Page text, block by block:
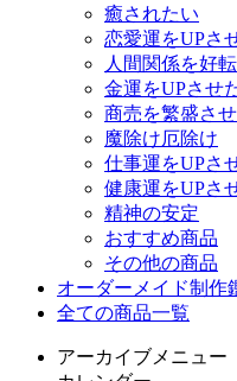
癒されたい
恋愛運をUPさ
人間関係を好
金運をUPさせ
商売を繁盛さ
魔除け厄除け
仕事運をUPさ
健康運をUPさ
精神の安定
おすすめ商品
その他の商品
オーダーメイド制作
全ての商品一覧
アーカイブメニュー